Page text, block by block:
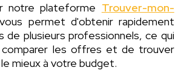
notre plateforme Trouver-mon-
vous permet d'obtenir rapidement
de plusieurs professionnels, ce qui
les offres et de trouver
mieux à votre budget.